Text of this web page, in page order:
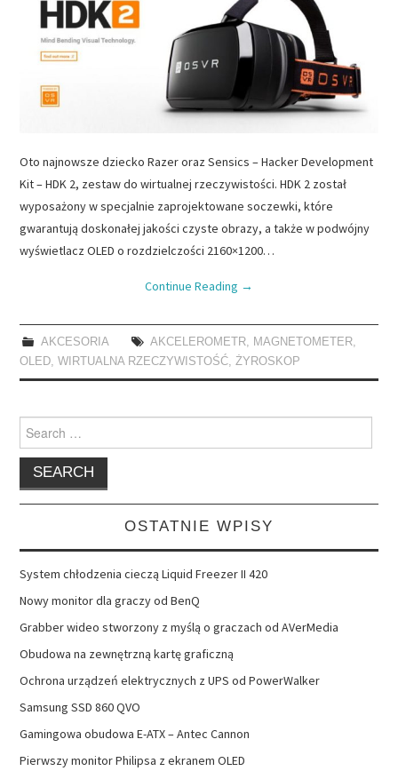
Oto najnowsze dziecko Razer oraz Sensics – Hacker Development
Kit – HDK 2, zestaw do wirtualnej rzeczywistości. HDK 2 został
wyposażony w specjalnie zaprojektowane soczewki, które
gwarantują doskonałej jakości czyste obrazy, a także w podwójny
wyświetlacz OLED o rozdzielczości 2160×1200…
Continue Reading →
AKCESORIA AKCELEROMETR, MAGNETOMETER,
OLED,WIRTUALNA RZECZYWISTOŚĆ,ŻYROSKOP
Search
for:
OSTATNIE WPISY
System chłodzenia cieczą Liquid Freezer II 420
Nowy monitor dla graczy od BenQ
Grabber wideo stworzony z myślą o graczach od AVerMedia
Obudowa na zewnętrzną kartę graficzną
Ochrona urządzeń elektrycznych z UPS od PowerWalker
Samsung SSD 860 QVO
Gamingowa obudowa E-ATX – Antec Cannon
Pierwszy monitor Philipsa z ekranem OLED